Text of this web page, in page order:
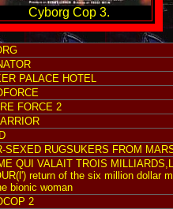
Cyborg Cop 3.
PALACE HOTEL
FORCE 2
SEXED RUGSUKERS FROM
QUI VALAIT TROIS
return of the six million dollar
bionic woman
2